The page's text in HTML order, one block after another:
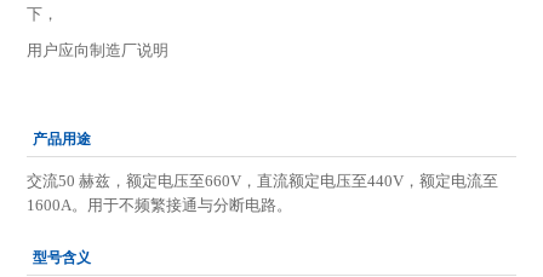
下，
用户应向制造厂说明
产品用途
交流50 赫兹，额定电压至660V，直流额定电压至440V，额定电流至
1600A。用于不频繁接通与分断电路。
型号含义